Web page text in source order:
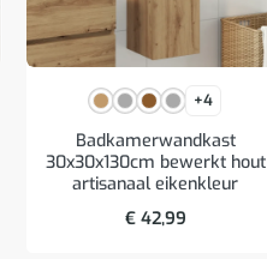
+4
Badkamerwandkast
30x30x130cm bewerkt hout
artisanaal eikenkleur
€42,99